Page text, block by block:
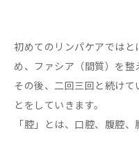
初めてのリンパケアでは
め、ファシア（間質）を整
その後、二回三回と続け
とをしていきます。
「腔」とは、口腔、腹腔